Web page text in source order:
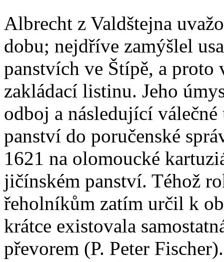
Albrecht z Valdštejna
dobu; nejdříve zamýšlel
panstvích ve Štípě, a
zakládací listinu. Jeho
odboj a následující
panství do poručenské
1621 na olomoucké
jičínském panství. Téhož
řeholníkům zatím určil k
krátce existovala
převorem (P. Peter